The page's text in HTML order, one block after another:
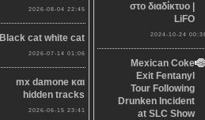
2026-08-04 22:45
Black cat white cat
2026-07-14 01:06
mx damone και
hidden tracks
2026-06-15 23:41
στο διαδίκτυο |
LiFO
2024-10-24
Mexican Coke
Exit Fentanyl
Tour Following
Drunken Incident
at SLC Show